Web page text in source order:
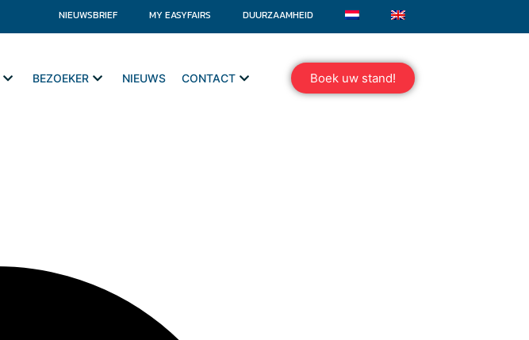
NIEUWSBRIEF MY EASYFAIRS DUURZAAMHEID
BEZOEKER NIEUWS CONTACT Boek uw stand!